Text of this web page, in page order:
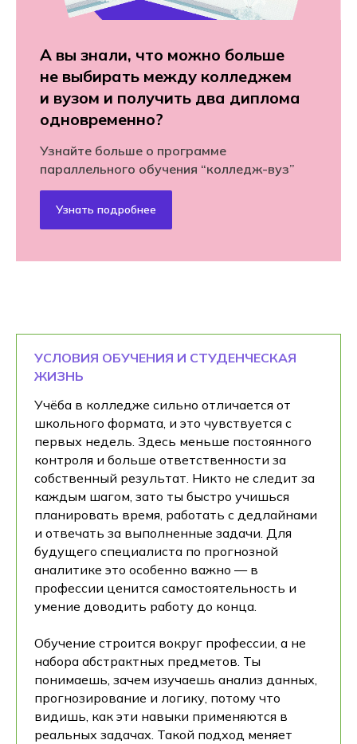
А вы знали, что можно больше
не выбирать между колледжем
и вузом и получить два диплома
одновременно?
Узнайте больше о программе
параллельного обучения “колледж-вуз”
Узнать подробнее
УСЛОВИЯ ОБУЧЕНИЯ И СТУДЕНЧЕСКАЯ
ЖИЗНЬ
Учёба в колледже сильно отличается от
школьного формата, и это чувствуется с
первых недель. Здесь меньше постоянного
контроля и больше ответственности за
собственный результат. Никто не следит за
каждым шагом, зато ты быстро учишься
планировать время, работать с дедлайнами
и отвечать за выполненные задачи. Для
будущего специалиста по прогнозной
аналитике это особенно важно — в
профессии ценится самостоятельность и
умение доводить работу до конца.
Обучение строится вокруг профессии, а не
набора абстрактных предметов. Ты
понимаешь, зачем изучаешь анализ данных,
прогнозирование и логику, потому что
видишь, как эти навыки применяются в
реальных задачах. Такой подход меняет